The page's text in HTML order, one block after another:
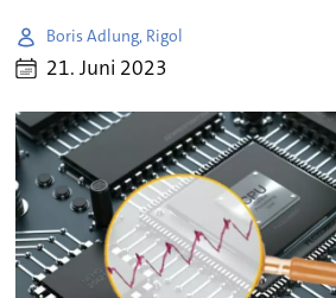
Boris Adlung, Rigol
21. Juni 2023